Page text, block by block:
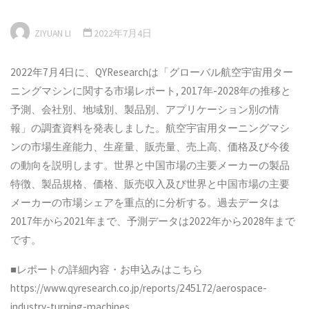
ZIYUAN LI 2022年7月4日
2022年7月4日に、QYResearchは「グローバル航空宇宙用ター
ニングマシンに関する市場レポート, 2017年-2028年の推移と
予測、会社別、地域別、製品別、アプリケーション別の情
報」の調査資料を発表しました。航空宇宙用ターニングマシ
ンの市場生産能力、生産量、販売量、売上高、価格及び今後
の動向を説明します。世界と中国市場の主要メーカーの製品
特徴、製品規格、価格、販売収入及び世界と中国市場の主要
メーカーの市場シェアを重点的に分析する。過去データは
2017年から2021年まで、予測データは2022年から2028年まで
です。
■レポートの詳細内容・お申込みはこちら
https://www.qyresearch.co.jp/reports/245172/aerospace-
industry-turning-machines